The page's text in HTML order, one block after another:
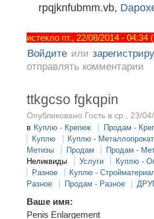
rpqjknfubmm.vb,
истекло пт., 22/08/2014 -
Войдите или
отправлять комментарии
ttkgcso fgkqpin
Опубликовано Гость в ср., 23/
в Куплю - Крепеж
Продам -
Куплю
Куплю - Металлопрокат
Метизы
Продам
Продам -
Неликвиды
Услуги
Куплю -
Разное
Куплю -
Разное
Продам - Разное
Ваше имя:
Penis Enlargement